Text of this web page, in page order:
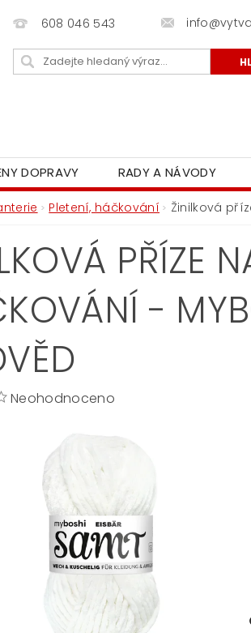
608 046 543
DOPRAVY RADY A NÁVODY
Pletení, háčkování Žinilková
PŘÍZE
-
Neohodnoceno